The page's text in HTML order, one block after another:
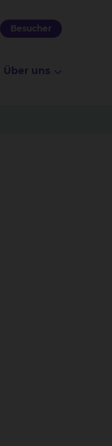
Besucher
Über uns